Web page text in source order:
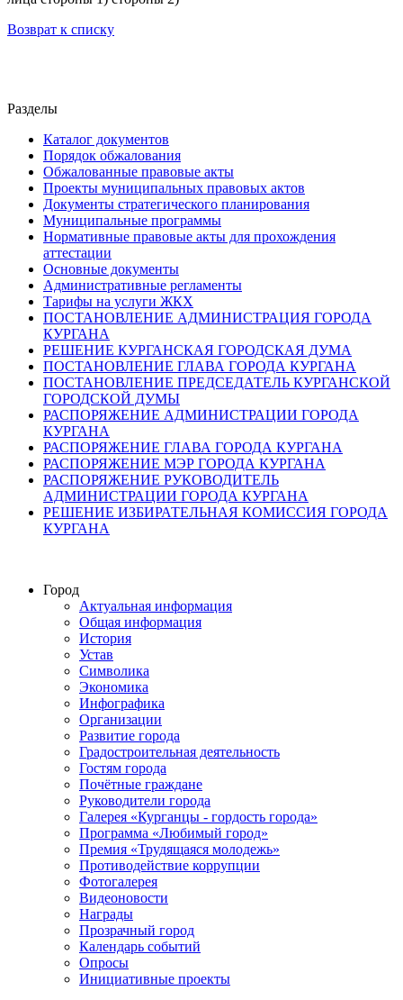
Возврат к списку
Разделы
Каталог документов
Порядок обжалования
Обжалованные правовые акты
Проекты муниципальных правовых актов
Документы стратегического планирования
Муниципальные программы
Нормативные правовые акты для прохождения
аттестации
Основные документы
Административные регламенты
Тарифы на услуги ЖКХ
ПОСТАНОВЛЕНИЕ АДМИНИСТРАЦИЯ ГОРОДА
КУРГАНА
РЕШЕНИЕ КУРГАНСКАЯ ГОРОДСКАЯ ДУМА
ПОСТАНОВЛЕНИЕ ГЛАВА ГОРОДА КУРГАНА
ПОСТАНОВЛЕНИЕ ПРЕДСЕДАТЕЛЬ КУРГАНСКОЙ
ГОРОДСКОЙ ДУМЫ
РАСПОРЯЖЕНИЕ АДМИНИСТРАЦИИ ГОРОДА
КУРГАНА
РАСПОРЯЖЕНИЕ ГЛАВА ГОРОДА КУРГАНА
РАСПОРЯЖЕНИЕ МЭР ГОРОДА КУРГАНА
РАСПОРЯЖЕНИЕ РУКОВОДИТЕЛЬ
АДМИНИСТРАЦИИ ГОРОДА КУРГАНА
РЕШЕНИЕ ИЗБИРАТЕЛЬНАЯ КОМИССИЯ ГОРОДА
КУРГАНА
Город
Актуальная информация
Общая информация
История
Устав
Символика
Экономика
Инфографика
Организации
Развитие города
Градостроительная деятельность
Гостям города
Почётные граждане
Руководители города
Галерея «Курганцы - гордость города»
Программа «Любимый город»
Премия «Трудящаяся молодежь»
Противодействие коррупции
Фотогалерея
Видеоновости
Награды
Прозрачный город
Календарь событий
Опросы
Инициативные проекты